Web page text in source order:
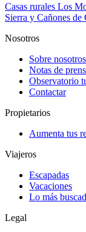
Casas rurales Los
Sierra y Cañones de
Nosotros
Sobre nosotros
Notas de
Observatorio
Contactar
Propietarios
Aumenta tus
Viajeros
Escapadas
Vacaciones
Lo más
Legal